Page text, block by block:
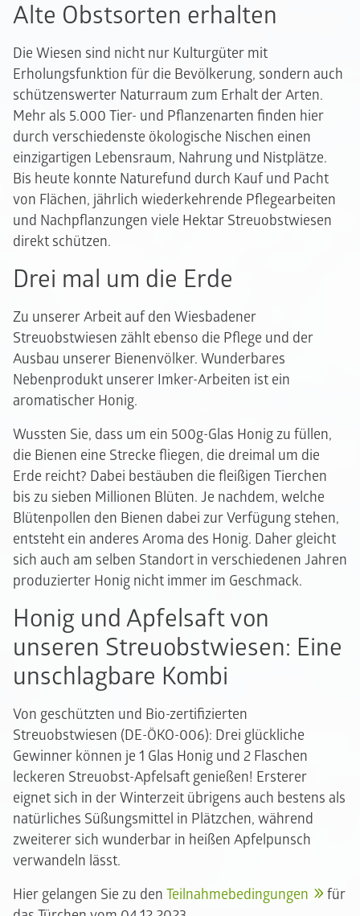
Alte Obstsorten erhalten
Die Wiesen sind nicht nur Kulturgüter mit
Erholungsfunktion für die Bevölkerung, sondern auch
schützenswerter Naturraum zum Erhalt der Arten.
Mehr als 5.000 Tier- und Pflanzenarten finden hier
durch verschiedenste ökologische Nischen einen
einzigartigen Lebensraum, Nahrung und Nistplätze.
Bis heute konnte Naturefund durch Kauf und Pacht
von Flächen, jährlich wiederkehrende Pflegearbeiten
und Nachpflanzungen viele Hektar Streuobstwiesen
direkt schützen.
Drei mal um die Erde
Zu unserer Arbeit auf den Wiesbadener
Streuobstwiesen zählt ebenso die Pflege und der
Ausbau unserer Bienenvölker. Wunderbares
Nebenprodukt unserer Imker-Arbeiten ist ein
aromatischer Honig.
Wussten Sie, dass um ein 500g-Glas Honig zu füllen,
die Bienen eine Strecke fliegen, die dreimal um die
Erde reicht? Dabei bestäuben die fleißigen Tierchen
bis zu sieben Millionen Blüten. Je nachdem, welche
Blütenpollen den Bienen dabei zur Verfügung stehen,
entsteht ein anderes Aroma des Honig. Daher gleicht
sich auch am selben Standort in verschiedenen Jahren
produzierter Honig nicht immer im Geschmack.
Honig und Apfelsaft von
unseren Streuobstwiesen: Eine
unschlagbare Kombi
Von geschützten und Bio-zertifizierten
Streuobstwiesen (DE-ÖKO-006): Drei glückliche
Gewinner können je 1 Glas Honig und 2 Flaschen
leckeren Streuobst-Apfelsaft genießen! Ersterer
eignet sich in der Winterzeit übrigens auch bestens als
natürliches Süßungsmittel in Plätzchen, während
zweiterer sich wunderbar in heißen Apfelpunsch
verwandeln lässt.
Hier gelangen Sie zu den Teilnahmebedingungen
für